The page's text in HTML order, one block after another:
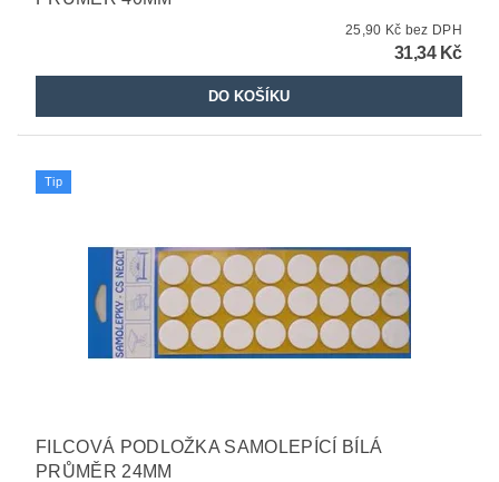
25,90 Kč bez DPH
31,34 Kč
Tip
FILCOVÁ PODLOŽKA SAMOLEPÍCÍ BÍLÁ
PRŮMĚR 24MM